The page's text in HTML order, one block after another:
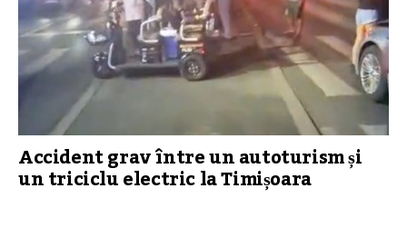
Accident grav între un autoturism și
un triciclu electric la Timișoara